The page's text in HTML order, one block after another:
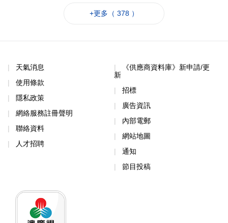
+更多（ 378 ）
天氣消息
使用條款
隱私政策
網絡服務註冊聲明
聯絡資料
人才招聘
《供應商資料庫》新申請/更
新
招標
廣告資訊
內部電郵
網站地圖
通知
節目投稿